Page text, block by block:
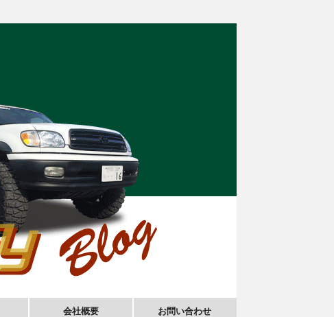
会社概要 お問い合わせ